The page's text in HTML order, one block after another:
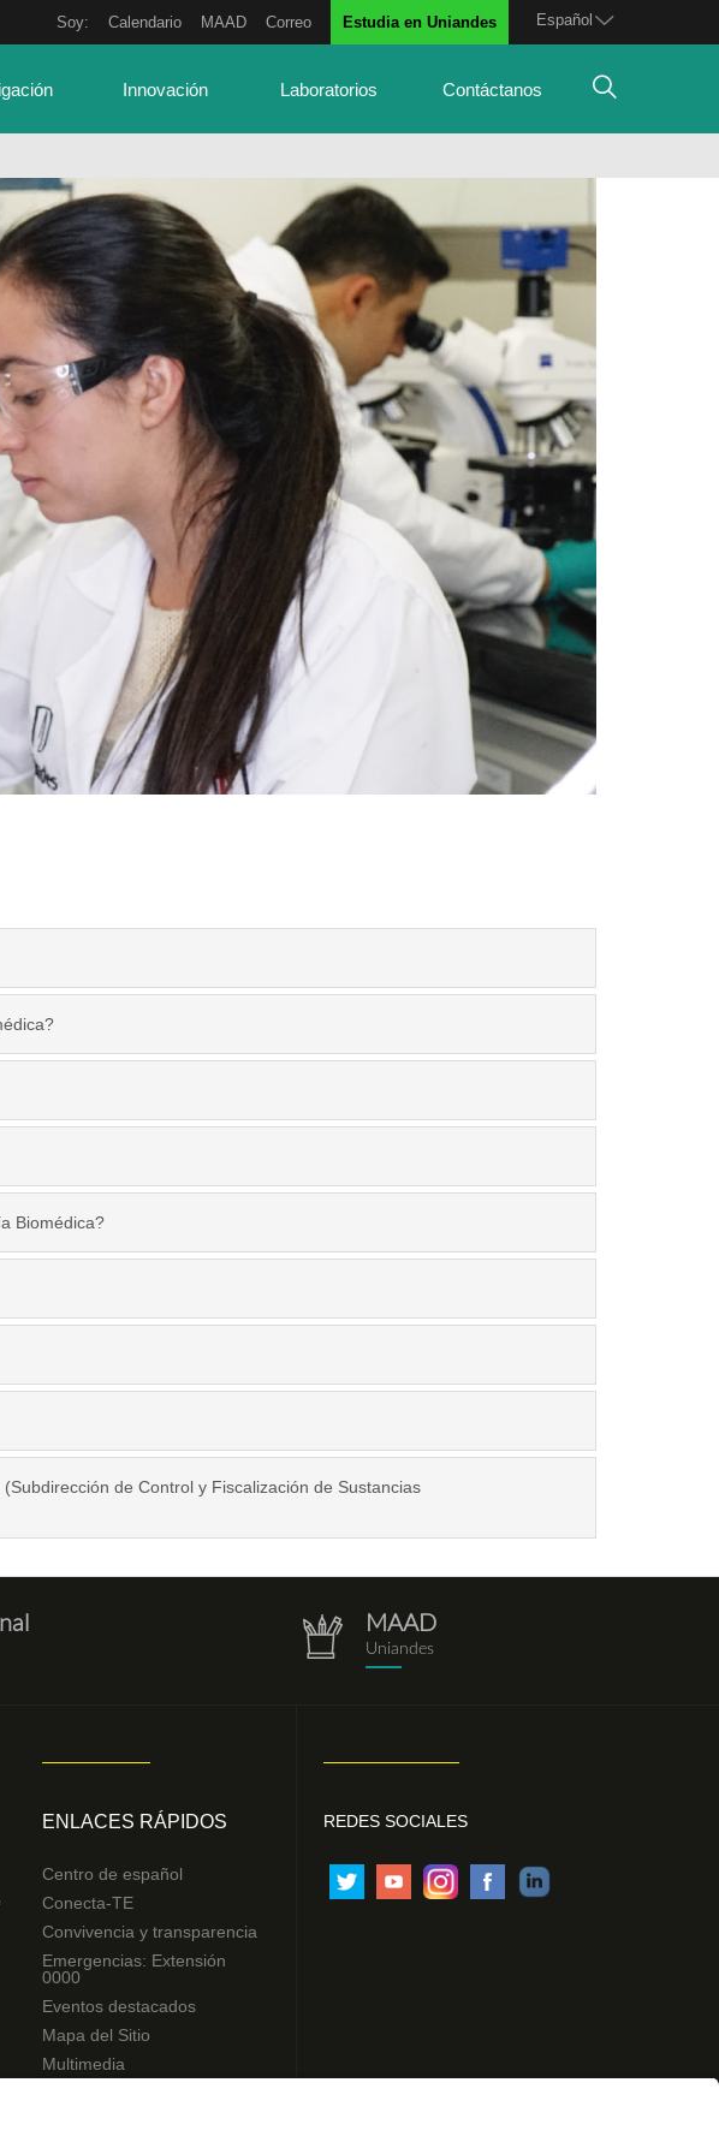
Español
Soy: Calendario MAAD Correo Estudia en Uniandes
Innovación Laboratorios Contáctanos
Biomédica?
de Control y Fiscalización de Sustancias
repositorio.png
MAAD
Uniandes
ENLACES RÁPIDOS
Centro de español
Conecta-TE
Convivencia y transparencia
Emergencias: Extensión
0000
Eventos destacados
Mapa del Sitio
Multimedia
REDES SOCIALES